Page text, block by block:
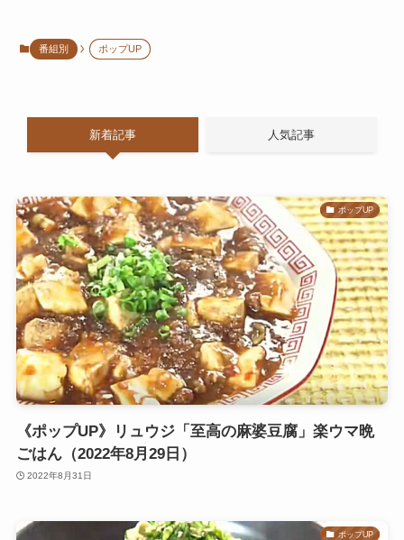
番組別 ポップUP
新着記事 人気記事
ポップUP
《ポップUP》リュウジ「至高の麻婆豆腐」楽ウマ晩
ごはん（2022年8月29日）
2022年8月31日
ポップUP